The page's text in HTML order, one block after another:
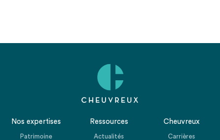
Nos expertises
Patrimoine
Ressources
Actualités
Cheuvreux
Carrières